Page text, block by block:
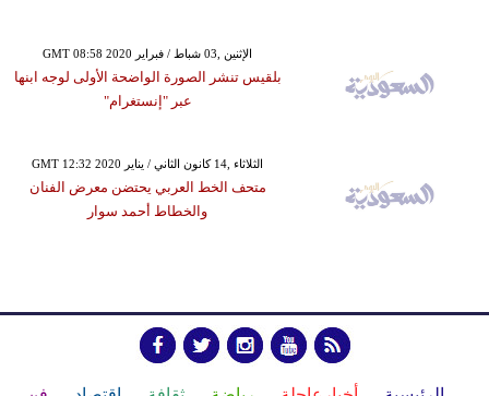
GMT 08:58 2020 الإثنين ,03 شباط / فبراير
بلقيس تنشر الصورة الواضحة الأولى لوجه ابنها
عبر "إنستغرام"
GMT 12:32 2020 الثلاثاء ,14 كانون الثاني / يناير
متحف الخط العربي يحتضن معرض الفنان
والخطاط أحمد سوار